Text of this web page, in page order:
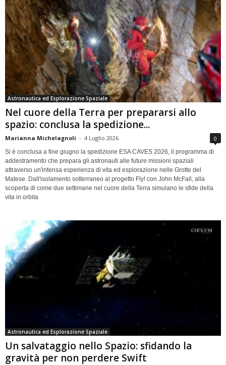
Astronautica ed Esplorazione Spaziale
Nel cuore della Terra per prepararsi allo
spazio: conclusa la spedizione...
Marianna Michelagnoli - 4 Luglio 2026 0
Si è conclusa a fine giugno la spedizione ESA CAVES 2026, il programma di
addestramento che prepara gli astronauti alle future missioni spaziali
attraverso un'intensa esperienza di vita ed esplorazione nelle Grotte del
Matese. Dall'isolamento sotterraneo al progetto Fly! con John McFall, alla
scoperta di come due settimane nel cuore della Terra simulano le sfide della
vita in orbita
Astronautica ed Esplorazione Spaziale
Un salvataggio nello Spazio: sfidando la
gravità per non perdere Swift